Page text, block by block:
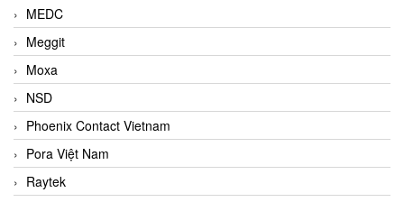
MEDC
Meggit
Moxa
NSD
Phoenix Contact Vietnam
Pora Việt Nam
Raytek